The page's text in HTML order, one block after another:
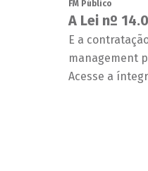
FM Público
A Lei nº
E a
management
Acesse a